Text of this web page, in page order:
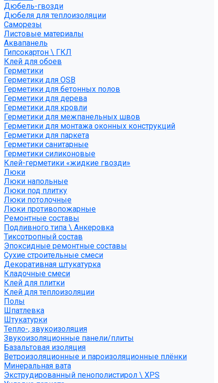
Дюбель-гвозди
Дюбеля для теплоизоляции
Саморезы
Листовые материалы
Аквапанель
Гипсокартон \ ГКЛ
Клей для обоев
Герметики
Герметики для OSB
Герметики для бетонных полов
Герметики для дерева
Герметики для кровли
Герметики для межпанельных швов
Герметики для монтажа оконных конструкций
Герметики для паркета
Герметики санитарные
Герметики силиконовые
Клей-герметики «жидкие гвозди»
Люки
Люки напольные
Люки под плитку
Люки потолочные
Люки противопожарные
Ремонтные составы
Подливного типа \ Анкеровка
Тиксотропный состав
Эпоксидные ремонтные составы
Сухие строительные смеси
Декоративная штукатурка
Кладочные смеси
Клей для плитки
Клей для теплоизоляции
Полы
Шпатлевка
Штукатурки
Тепло-, звукоизоляция
Звукоизоляционные панели/плиты
Базальтовая изоляция
Ветроизоляционные и пароизоляционные плёнки
Минеральная вата
Экструдированный пенополистирол \ XPS